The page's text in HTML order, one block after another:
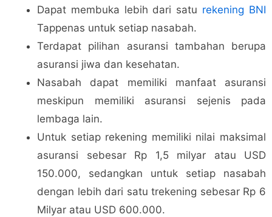
Dapat membuka lebih dari satu rekening BNI
Tappenas untuk setiap nasabah.
Terdapat pilihan asuransi tambahan berupa
asuransi jiwa dan kesehatan.
Nasabah dapat memiliki manfaat asuransi
meskipun memiliki asuransi sejenis pada
lembaga lain.
Untuk setiap rekening memiliki nilai maksimal
asuransi sebesar Rp 1,5 milyar atau USD
150.000, sedangkan untuk setiap nasabah
dengan lebih dari satu trekening sebesar Rp 6
Milyar atau USD 600.000.